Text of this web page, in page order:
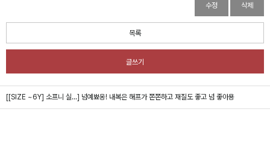
수정 삭제
목록
글쓰기
[[SIZE ~6Y] 소프니 실...] 넘예뾰옹! 내복은 해프가 쫀쫀하고 재질도 좋고 넘 좋아용